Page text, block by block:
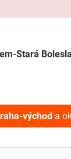
Stará
východ a